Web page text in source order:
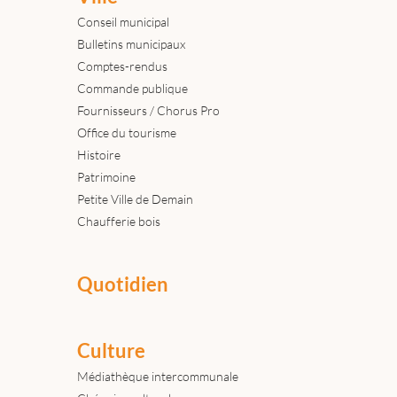
Conseil municipal
Bulletins municipaux
Comptes-rendus
Commande publique
Fournisseurs / Chorus Pro
Office du tourisme
Histoire
Patrimoine
Petite Ville de Demain
Chaufferie bois
Quotidien
Culture
Médiathèque intercommunale